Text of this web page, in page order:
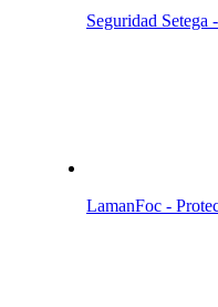
Seguridad
LamanFoc -